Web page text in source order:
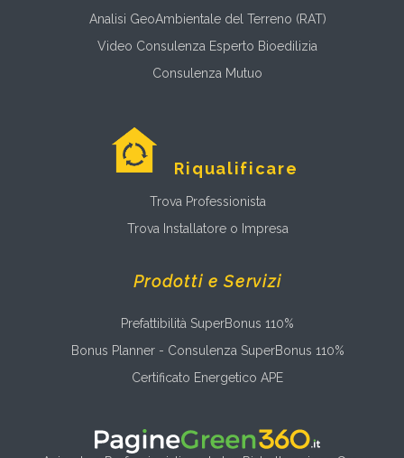
Analisi GeoAmbientale del Terreno (RAT)
Video Consulenza Esperto Bioedilizia
Consulenza Mutuo
Riqualificare
Trova Professionista
Trova Installatore o Impresa
Prodotti e Servizi
Prefattibilità SuperBonus 110%
Bonus Planner - Consulenza SuperBonus 110%
Certificato Energetico APE